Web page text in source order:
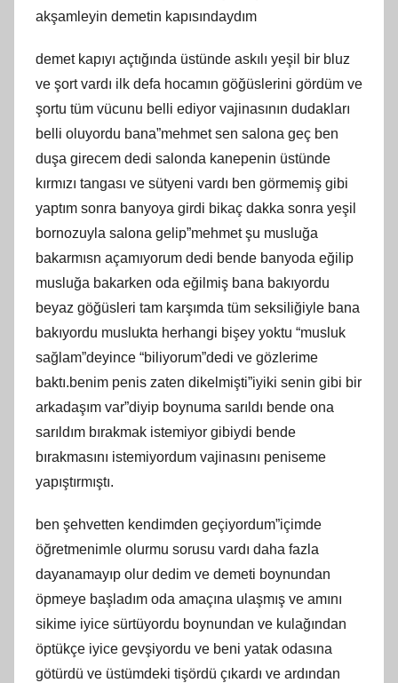
akşamleyin demetin kapısındaydım
demet kapıyı açtığında üstünde askılı yeşil bir bluz
ve şort vardı ilk defa hocamın göğüslerini gördüm ve
şortu tüm vücunu belli ediyor vajinasının dudakları
belli oluyordu bana”mehmet sen salona geç ben
duşa girecem dedi salonda kanepenin üstünde
kırmızı tangası ve sütyeni vardı ben görmemiş gibi
yaptım sonra banyoya girdi bikaç dakka sonra yeşil
bornozuyla salona gelip”mehmet şu musluğa
bakarmısn açamıyorum dedi bende banyoda eğilip
musluğa bakarken oda eğilmiş bana bakıyordu
beyaz göğüsleri tam karşımda tüm seksiliğiyle bana
bakıyordu muslukta herhangi bişey yoktu “musluk
sağlam”deyince “biliyorum”dedi ve gözlerime
baktı.benim penis zaten dikelmişti”iyiki senin gibi bir
arkadaşım var”diyip boynuma sarıldı bende ona
sarıldım bırakmak istemiyor gibiydi bende
bırakmasını istemiyordum vajinasını peniseme
yapıştırmıştı.
ben şehvetten kendimden geçiyordum”içimde
öğretmenimle olurmu sorusu vardı daha fazla
dayanamayıp olur dedim ve demeti boynundan
öpmeye başladım oda amaçına ulaşmış ve amını
sikime iyice sürtüyordu boynundan ve kulağından
öptükçe iyice gevşiyordu ve beni yatak odasına
götürdü ve üstümdeki tişördü çıkardı ve ardından